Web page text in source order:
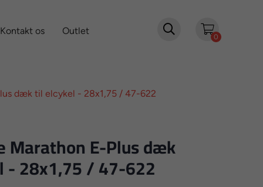
Kontakt os Outlet 
0
dæk til elcykel - 28x1,75 / 47-622
Marathon E-Plus dæk
- 28x1,75 / 47-622